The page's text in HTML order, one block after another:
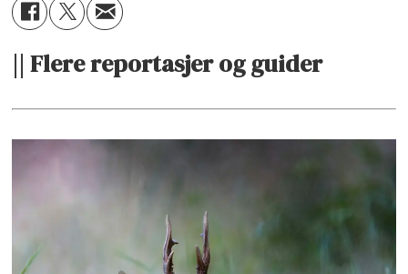
|| Flere reportasjer og guider